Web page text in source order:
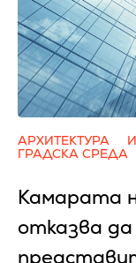
АРХИТЕКТУРА
ГРАДСКА СРЕДА
Камарата
отказва да